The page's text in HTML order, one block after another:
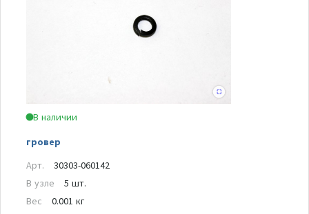
В наличии
гровер
Арт.
30303-060142
В узле
5 шт.
Вес
0.001 кг